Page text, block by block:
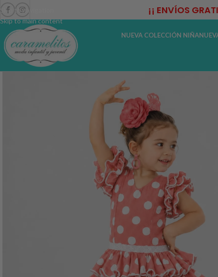
Skip to navigation
Skip to main content
¡¡ ENVÍOS
NUEVA COLECCIÓN NIÑA